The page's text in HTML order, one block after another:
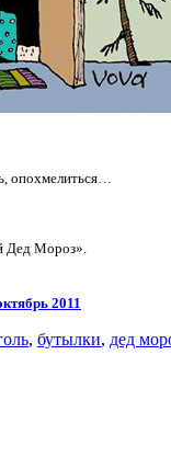
опохмелиться…
Дед Мороз».
2011
, бутылки, дед